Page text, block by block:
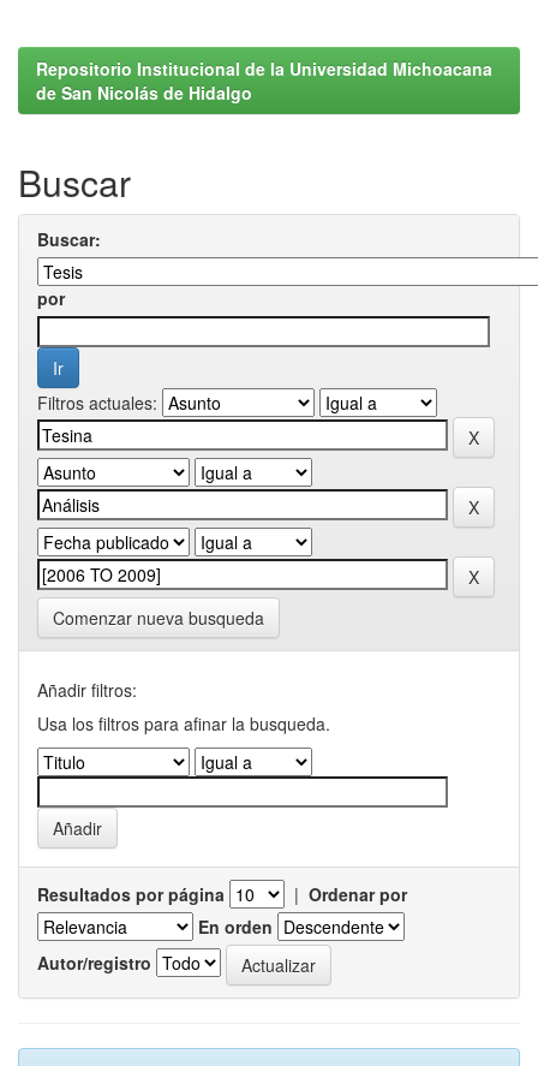
Repositorio Institucional de la Universidad Michoacana
de San Nicolás de Hidalgo
Buscar
Buscar:
por
Filtros actuales:
Comenzar nueva busqueda
Añadir filtros:
Usa los filtros para afinar la busqueda.
Resultados por página | Ordenar por
En orden
Autor/registro